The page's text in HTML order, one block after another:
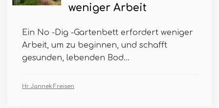
weniger Arbeit
Ein No -Dig -Gartenbett erfordert weniger
Arbeit, um zu beginnen, und schafft
gesunden, lebenden Bod...
Hr. Jannek Freisen